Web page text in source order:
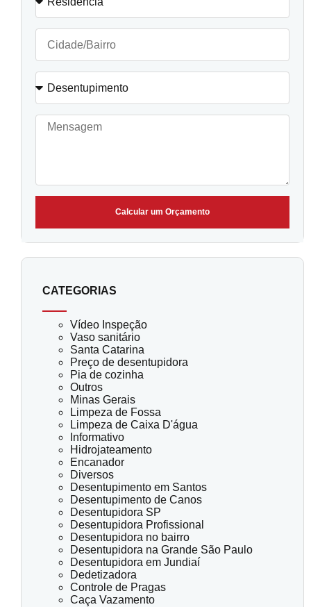
Calcular um Orçamento
CATEGORIAS
Vídeo Inspeção
Vaso sanitário
Santa Catarina
Preço de desentupidora
Pia de cozinha
Outros
Minas Gerais
Limpeza de Fossa
Limpeza de Caixa D'água
Informativo
Hidrojateamento
Encanador
Diversos
Desentupimento em Santos
Desentupimento de Canos
Desentupidora SP
Desentupidora Profissional
Desentupidora no bairro
Desentupidora na Grande São Paulo
Desentupidora em Jundiaí
Dedetizadora
Controle de Pragas
Caça Vazamento